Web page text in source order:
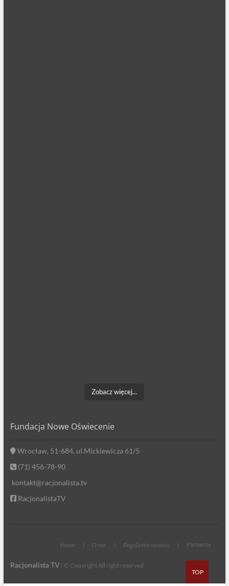
Zobacz więcej...
Fundacja Nowe Oświecenie
Wrocław, 51-684, ul.Mickiewicza 61/5
(71) 456-78-90
kontakt@racjonalista.tv
RacjonalistaTV
Home O nas Regulamin serwisu Partnerzy
Racjonalista TV| © Copyright All right reserved
TOP